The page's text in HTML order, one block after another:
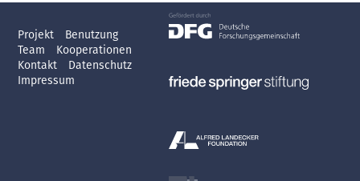
Projekt
Benutzung
Team
Kooperationen
Kontakt
Datenschutz
Impressum